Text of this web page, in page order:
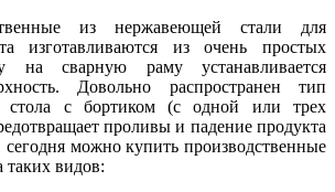
из нержавеющей стали для
изготавливаются из очень простых
на сварную раму устанавливается
Довольно распространен тип
стола с бортиком (с одной или трех
проливы и падение продукта
можно купить производственные
таких видов: